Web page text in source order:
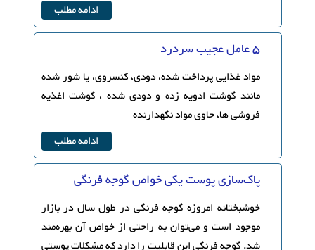
ادامه مطلب
۵ عامل عجیب سردرد ️
مواد غذایی پرداخت شده، دودی، کنسروی، یا شور شده
مانند گوشت ادویه زده و دودی شده ، گوشت اغذیه
فروشی ها، حاوی مواد نگهدارنده
ادامه مطلب
پاک‌سازی پوست یکی خواص گوجه فرنگی
خوشبختانه امروزه گوجه فرنگی در طول سال در بازار
موجود است و می‌توان به راحتی از خواص آن بهره‌مند
شد. گوجه فرنگی این قابلیت را دارد که مشکلات پوستی